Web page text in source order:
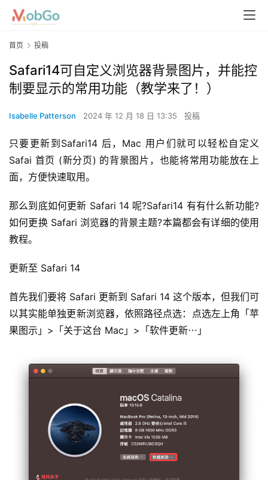
首页 投稿
Safari14可自定义浏览器背景图片，并能控
制要显示的常用功能（教学来了！）
Isabelle Patterson 2024 年 12 月 18 日 13:35 投稿
只要更新到Safari14 后，Mac 用户们就可以轻松自定义
Safai 首页 (新分页) 的背景图片，也能将常用功能放在上
面，方便快速取用。
那么到底如何更新 Safari 14 呢?Safari14 有有什么新功能?
如何更换 Safari 浏览器的背景主题?本篇都会有详细的使用
教程。
更新至 Safari 14
首先我们要将 Safari 更新到 Safari 14 这个版本，但我们可
以其实能单独更新浏览器，依照路径点选：点选左上角「苹
果图示」>「关于这台 Mac」>「软件更新⋯」